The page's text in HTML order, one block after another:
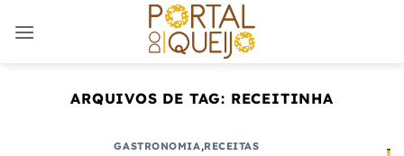
ARQUIVOS DE TAG: RECEITINHA
GASTRONOMIA,RECEITAS